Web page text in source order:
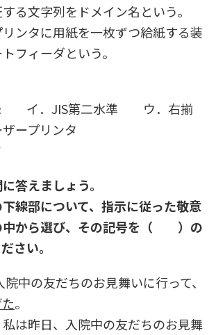
る文字列をドメイン名という。
に用紙を一枚ずつ給紙する装
フィーダという。
イ．JIS第二水準 ウ．右揃
ープリンタ
答えましょう。
線部について、指示に従った敬意
中から選び、その記号を（ ）の
さい。
中の友だちのお見舞いに行って、
。
私は昨日、入院中の友だちのお見舞